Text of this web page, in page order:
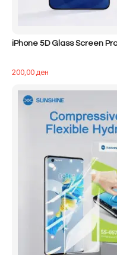
iPhone 5D Glass Screen
200,00ден